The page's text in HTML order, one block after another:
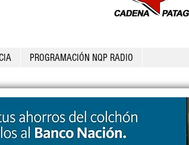
PROGRAMACIÓN NQP RADIO